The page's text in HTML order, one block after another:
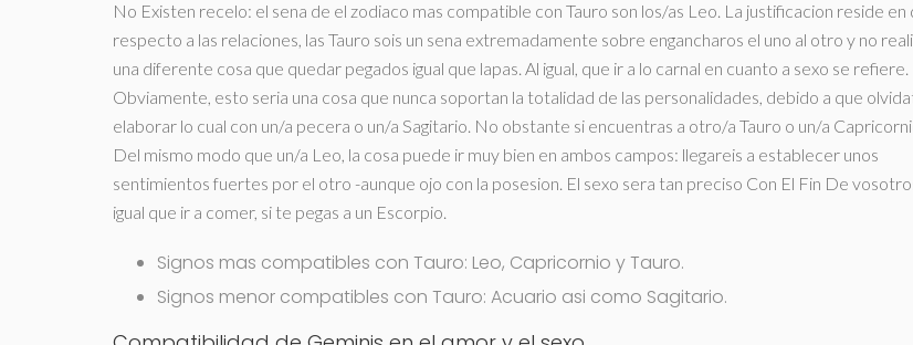
No Existen recelo: el sena de el zodiaco mas compatible con Tauro son los/as Leo. La justificacion reside en
respecto a las relaciones, las Tauro sois un sena extremadamente sobre engancharos el uno al otro y no
una diferente cosa que quedar pegados igual que lapas. Al igual, que ir a lo carnal en cuanto a sexo se refiere.
Obviamente, esto seri­a una cosa que nunca soportan la totalidad de las personalidades, debido a que
elaborar lo cual con un/a pecera o un/a Sagitario. No obstante si encuentras a otro/a Tauro o un/a
Del mismo modo que un/a Leo, la cosa puede ir muy bien en ambos campos: llegareis a establecer unos
sentimientos fuertes por el otro -aunque ojo con la posesion. El sexo sera tan preciso Con El Fin De
igual que ir a comer, si te pegas a un Escorpio.
Signos mas compatibles con Tauro: Leo, Capricornio y Tauro.
Signos menor compatibles con Tauro: Acuario asi­ como Sagitario.